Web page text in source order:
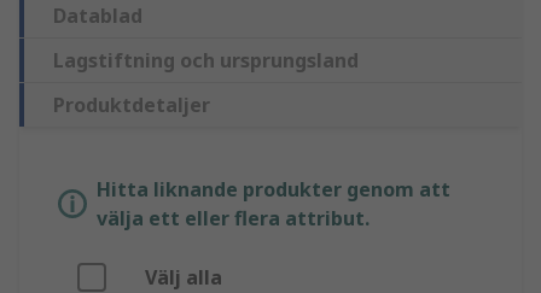
Datablad
Lagstiftning och ursprungsland
Produktdetaljer
Hitta liknande produkter genom att
välja ett eller flera attribut.
Välj alla